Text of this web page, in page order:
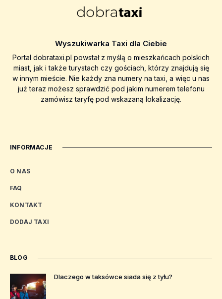
Wyszukiwarka Taxi dla Ciebie
Portal dobrataxi.pl powstał z myślą o mieszkańcach polskich
miast, jak i także turystach czy gościach, którzy znajdują się
w innym mieście. Nie każdy zna numery na taxi, a więc u nas
już teraz możesz sprawdzić pod jakim numerem telefonu
zamówisz taryfę pod wskazaną lokalizację.
INFORMACJE
O NAS
FAQ
KONTAKT
DODAJ TAXI
BLOG
Dlaczego w taksówce siada się z tyłu?